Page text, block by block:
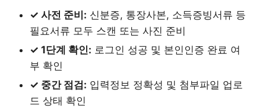
✓ 사전 준비: 신분증, 통장사본, 소득증빙서류 등
필요서류 모두 스캔 또는 사진 준비
✓ 1단계 확인: 로그인 성공 및 본인인증 완료 여
부 확인
✓ 중간 점검: 입력정보 정확성 및 첨부파일 업로
드 상태 확인